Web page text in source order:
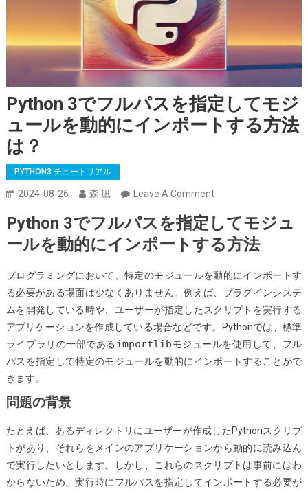
Python 3でフルパスを指定してモジ
ュールを動的にインポートする方法
は？
PYTHON3 チュートリアル
2024-08-26 森 凪 Leave A CommentOn
3
で
ル
パ
ス
を
指
定
ジ
ュ
ー
ル
Python 3でフルパスを指定してモジュ
ールを動的にインポートする方法
プログラミングにおいて、特定のモジュールを動的にインポートす
る必要がある場面は少なくありません。例えば、プラグインシステ
ムを開発している時や、ユーザーが指定したスクリプトを実行する
アプリケーションを作成している場合などです。Pythonでは、標準
ライブラリの一部である importlibモジュールを使用して、フル
パスを指定して特定のモジュールを動的にインポートすることがで
きます。
問題の背景
たとえば、あるディレクトリにユーザーが作成したPythonスクリプ
トがあり、それらをメインのアプリケーションから動的に読み込ん
で実行したいとします。しかし、これらのスクリプトは事前にはわ
からないため、実行時にフルパスを指定してインポートする必要が